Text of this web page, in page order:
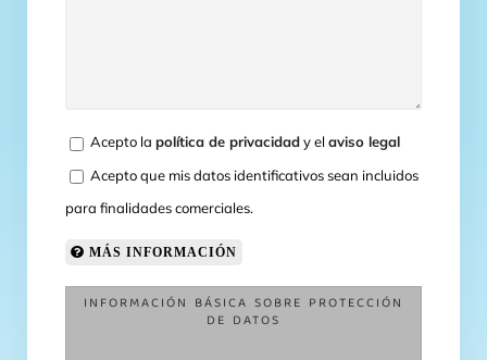
Acepto la política de privacidady el aviso legal
Acepto que mis datos identificativos sean incluidos
para finalidades comerciales.
MÁS INFORMACIÓN
INFORMACIÓN BÁSICA SOBRE PROTECCIÓN
DE DATOS